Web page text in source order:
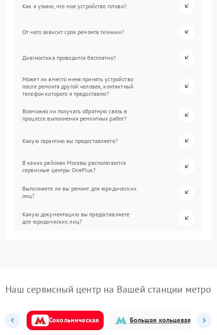
Как я узнаю, что мое устройство готово?
От чего зависит срок ремонта техники?
Диагностика проводится бесплатно?
Может ли вместо меня принять устройство
после ремонта другой человек, контактный
телефон которого я предоставлю?
Возможно ли получать обратную связь в
процессе выполнения ремонтных работ?
Какую гарантию вы предоставляете?
В каких районах Москвы располагаются
сервисные центры OnePlus?
Выполняете ли вы ремонт для юридических
лиц?
Какую документацию вы предоставляете
для юридических лиц?
Наш сервисный центр на Вашей станции метро
Сокольническая Большая кольцевая